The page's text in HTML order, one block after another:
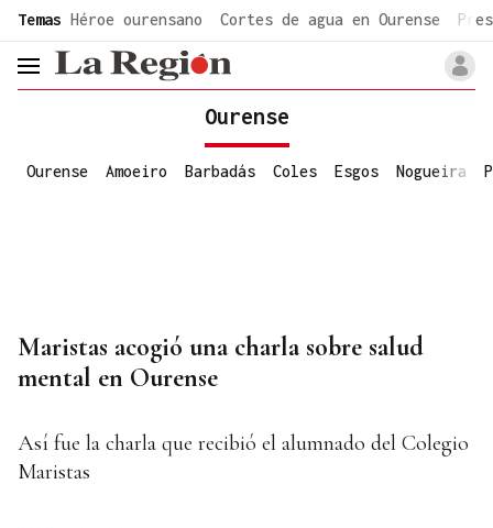
common.go-to-content
Temas Héroe ourensano Cortes de agua en Ourense
header.menu.open
Ourense
Ourense Amoeiro Barbadás Coles Esgos Nogueira
Maristas acogió una charla sobre salud
mental en Ourense
Así fue la charla que recibió el alumnado del Colegio
Maristas